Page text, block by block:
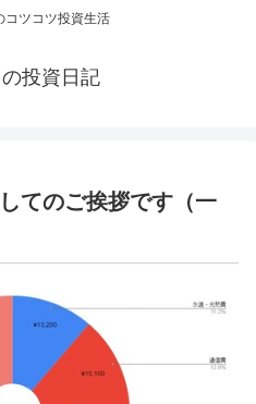
コツコツ投資生活
投資日記
てのご挨拶です（一